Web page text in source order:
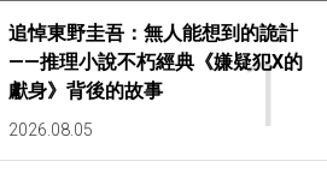
1
追悼東野圭吾：無人能想到的詭計
——推理小說不朽經典《嫌疑犯X的
獻身》背後的故事
2026.08.05